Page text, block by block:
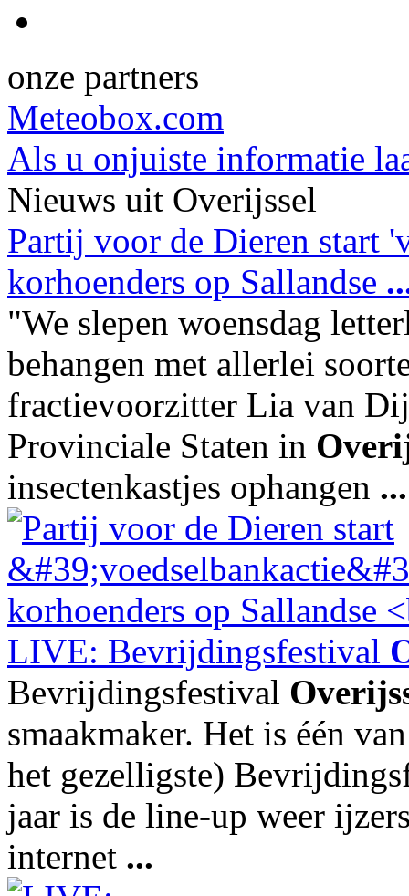
onze partners
Meteobox.com
Als u onjuiste informatie
Nieuws uit Overijssel
Partij voor de Dieren start
korhoenders op Sallandse
"We slepen woensdag
behangen met allerlei
fractievoorzitter Lia van
Provinciale Staten in
insectenkastjes ophangen ...
LIVE: Bevrijdingsfestival
Bevrijdingsfestival
smaakmaker. Het is één
het gezelligste)
jaar is de line-up weer
internet ...